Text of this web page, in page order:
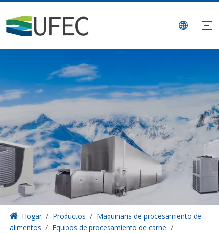
Hogar / Productos / Maquinaria de procesamiento de
alimentos / Equipos de procesamiento de carne /